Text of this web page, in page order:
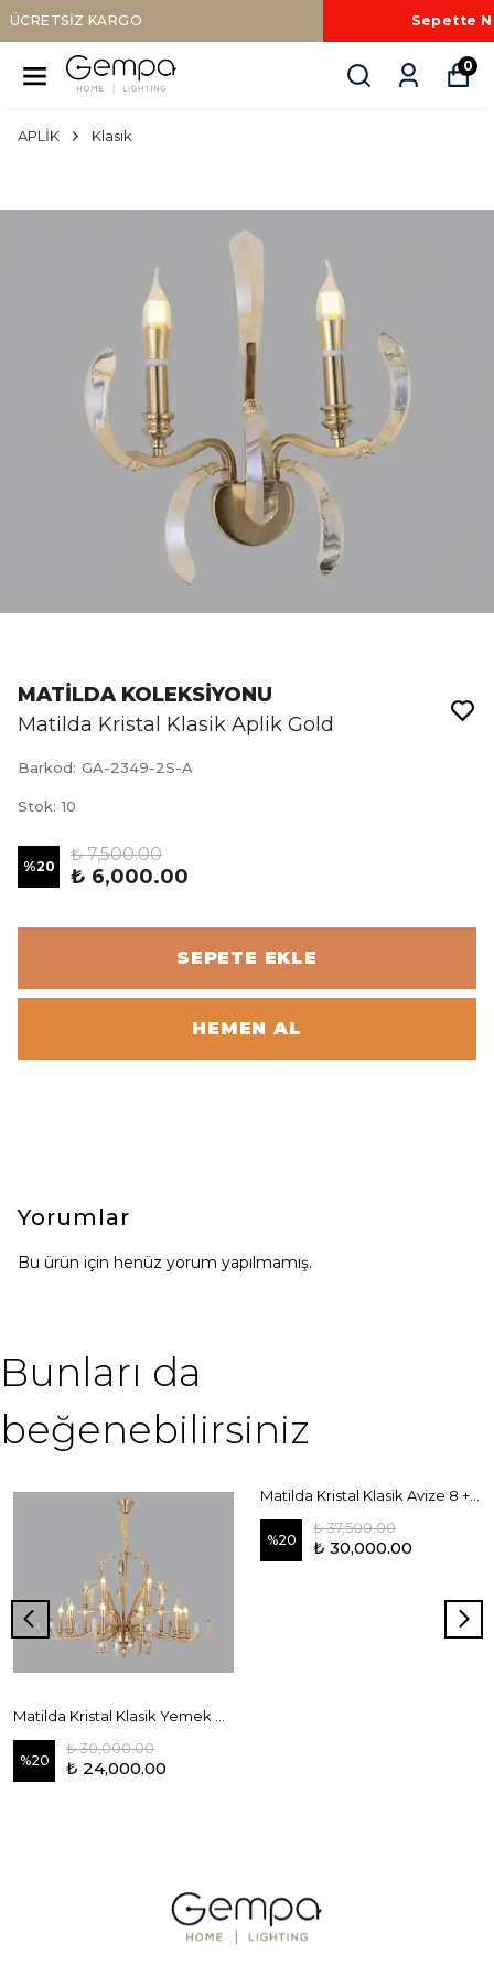
Sepette Nakit Ödemede Ek %10 İNDİRİM
0
APLİK Klasik
MATİLDA KOLEKSİYONU
Matilda Kristal Klasik Aplik Gold
Barkod: GA-2349-2S-A
Stok: 10
%20
₺ 7,500.00
₺ 6,000.00
SEPETE EKLE
HEMEN AL
Yorumlar
Bu ürün için henüz yorum yapılmamış.
Bunları da
beğenebilirsiniz
%20
₺ 30,000.00
₺ 24,000.00
%20
₺ 37,500.00
₺ 30,000.00